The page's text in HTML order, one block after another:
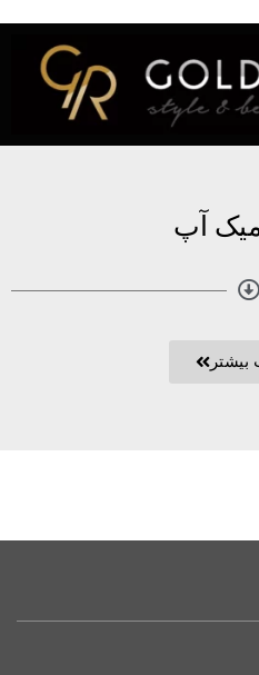
آپ
بیشتر